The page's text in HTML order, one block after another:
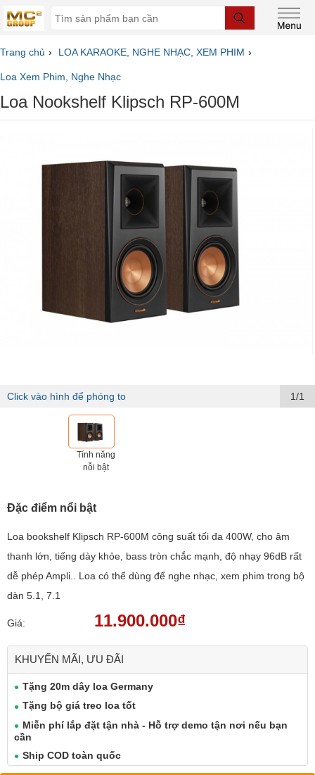
Trang chủ LOA KARAOKE, NGHE NHẠC, XEM PHIM
Loa Xem Phim, Nghe Nhạc
Loa Nookshelf Klipsch RP-600M
Click vào hình để phóng to 1/1
Tính năng
nỗi bật
Đặc điểm nổi bật
Loa bookshelf Klipsch RP-600M công suất tối đa 400W, cho âm
thanh lớn, tiếng dày khỏe, bass tròn chắc mạnh, độ nhạy 96dB rất
dễ phép Ampli.. Loa có thể dùng để nghe nhạc, xem phim trong bộ
dàn 5.1, 7.1
Giá: 11.900.000₫
KHUYẾN MÃI, ƯU ĐÃI
Tặng 20m dây loa Germany
Tặng bộ giá treo loa tốt
Miễn phí lắp đặt tận nhà - Hỗ trợ demo tận nơi nếu bạn
cần
Ship COD toàn quốc